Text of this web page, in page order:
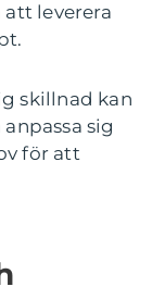
leverera
skillnad kan
sig
för att